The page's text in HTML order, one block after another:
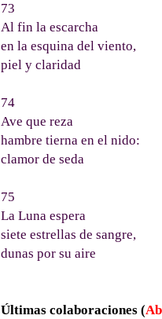
73
Al fin la escarcha
en la esquina del viento,
piel y claridad
74
Ave que reza
hambre tierna en el nido:
clamor de seda
75
La Luna espera
siete estrellas de sangre,
dunas por su aire
Últimas colaboraciones (